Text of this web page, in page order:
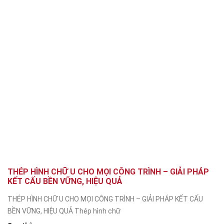
THÉP HÌNH CHỮ U CHO MỌI CÔNG TRÌNH – GIẢI PHÁP
KẾT CẤU BỀN VỮNG, HIỆU QUẢ
THÉP HÌNH CHỮ U CHO MỌI CÔNG TRÌNH – GIẢI PHÁP KẾT CẤU
BỀN VỮNG, HIỆU QUẢ Thép hình chữ